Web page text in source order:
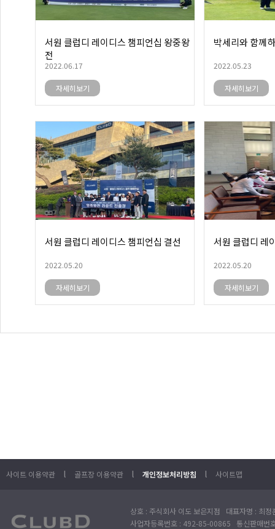
서원 클럽디 레이디스 챔피언십 왕중왕
전
2022.06.17
자세히보기
박세리와 함께
2022.05.23
자세히보기
서원 클럽디 레이디스 챔피언십 결선
2022.05.20
자세히보기
서원 클럽디 레
2022.05.20
자세히보기
사이트 이용약관 l 골프장 이용약관 l 개인정보처리방침 l 사이트맵
상호 : 주식회사 이도 보은지점 대표자명 : 최
사업자등록번호 : 492-85-00865 통신판매